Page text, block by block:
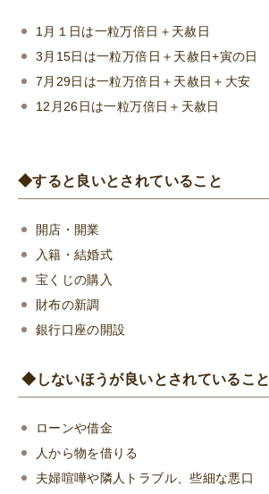
1月１日は一粒万倍日＋天赦日
3月15日は一粒万倍日＋天赦日+寅の日
7月29日は一粒万倍日＋天赦日＋大安
12月26日は一粒万倍日＋天赦日
◆すると良いとされていること
開店・開業
入籍・結婚式
宝くじの購入
財布の新調
銀行口座の開設
◆しないほうが良いとされていること
ローンや借金
人から物を借りる
夫婦喧嘩や隣人トラブル、些細な悪口